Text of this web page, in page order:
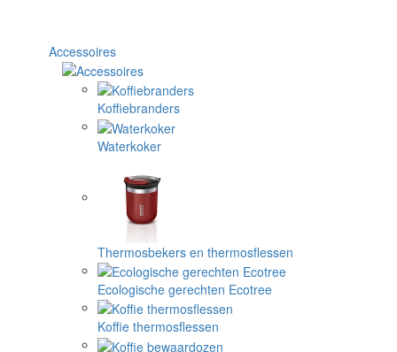
Accessoires
Koffiebranders
Waterkoker
Thermosbekers en thermosflessen
Ecologische gerechten Ecotree
Koffie thermosflessen